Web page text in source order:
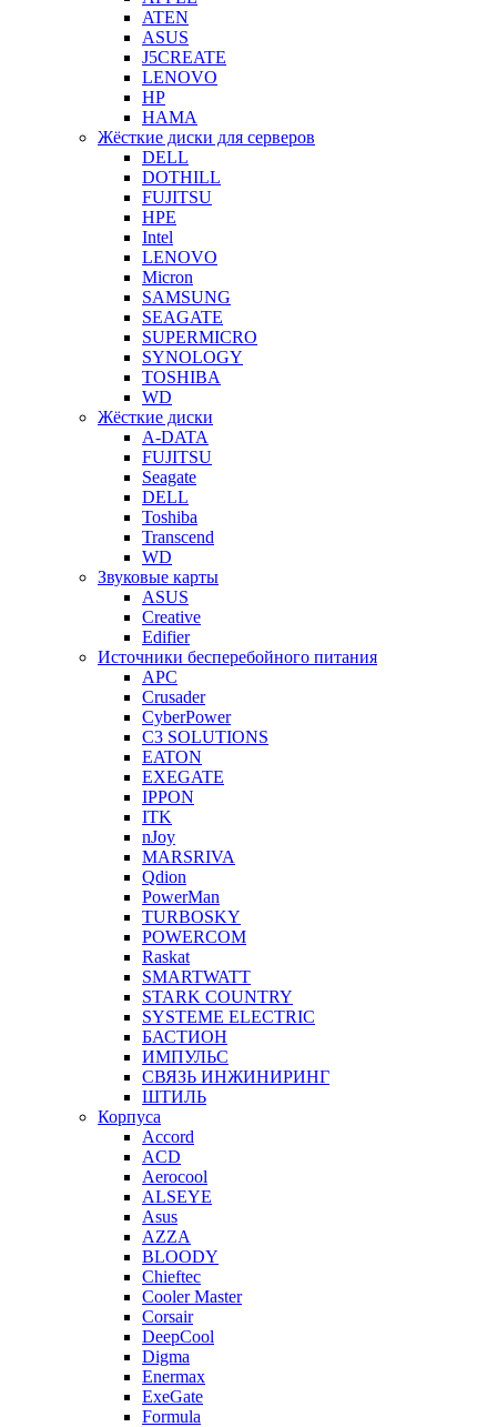
ATEN
ASUS
J5CREATE
LENOVO
HP
HAMA
Жёсткие диски для серверов
DELL
DOTHILL
FUJITSU
HPE
Intel
LENOVO
Micron
SAMSUNG
SEAGATE
SUPERMICRO
SYNOLOGY
TOSHIBA
WD
Жёсткие диски
A-DATA
FUJITSU
Seagate
DELL
Toshiba
Transcend
WD
Звуковые карты
ASUS
Creative
Edifier
Источники бесперебойного питания
APC
Crusader
CyberPower
C3 SOLUTIONS
EATON
EXEGATE
IPPON
ITK
nJoy
MARSRIVA
Qdion
PowerMan
TURBOSKY
POWERCOM
Raskat
SMARTWATT
STARK COUNTRY
SYSTEME ELECTRIC
БАСТИОН
ИМПУЛЬС
СВЯЗЬ ИНЖИНИРИНГ
ШТИЛЬ
Корпуса
Accord
ACD
Aerocool
ALSEYE
Asus
AZZA
BLOODY
Chieftec
Cooler Master
Corsair
DeepCool
Digma
Enermax
ExeGate
Formula